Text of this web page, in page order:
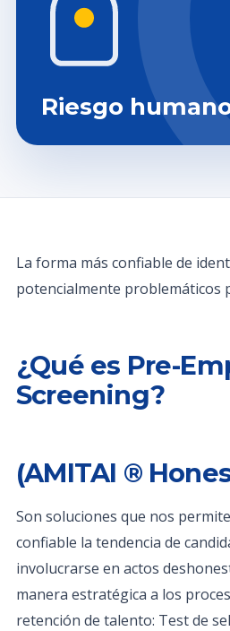
Riesgo
La forma más confiable de
potencialmente problemáticos
¿Qué es Pre-
Screening?
(AMITAI ®
Son soluciones que nos
confiable la tendencia de
involucrarse en actos
manera estratégica a los
retención de talento: Test de